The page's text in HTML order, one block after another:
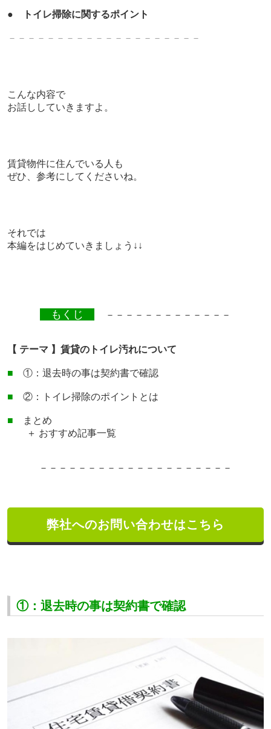
● トイレ掃除に関するポイント
－－－－－－－－－－－－－－－－－－－－
こんな内容で
お話ししていきますよ。
賃貸物件に住んでいる人も
ぜひ、参考にしてくださいね。
それでは
本編をはじめていきましょう↓↓
もくじ －－－－－－－－－－－－－
【 テーマ 】賃貸のトイレ汚れについて
■ ①：退去時の事は契約書で確認
■ ②：トイレ掃除のポイントとは
■ まとめ
＋ おすすめ記事一覧
－－－－－－－－－－－－－－－－－－－－
弊社へのお問い合わせはこちら
①：退去時の事は契約書で確認